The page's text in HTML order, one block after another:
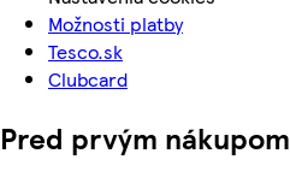
Možnosti platby
Tesco.sk
Clubcard
Pred prvým nákupom